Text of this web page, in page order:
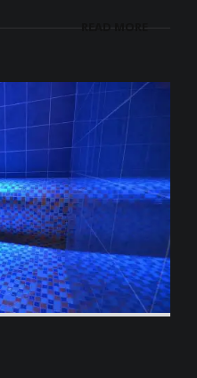
READ MORE